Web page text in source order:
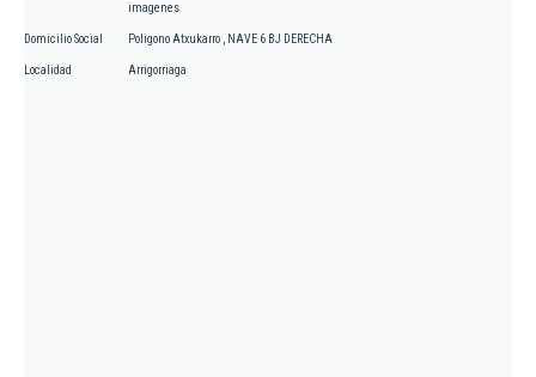
imagenes
Domicilio Social Poligono Atxukarro , NAVE 6 BJ DERECHA
Localidad Arrigorriaga